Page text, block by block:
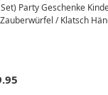
Party Geschenke
/ Klatsch